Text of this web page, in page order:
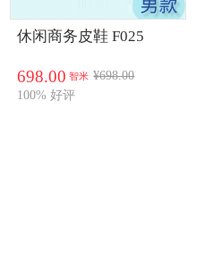
休闲商务皮鞋 F025
698.00 智米 ¥698.00
100% 好评